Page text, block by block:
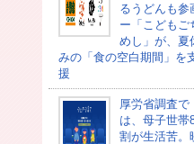
るうどんも参
ー「こどもご
めし」が、夏
みの「食の空白期間」を
援
厚労省調査で
は、母子世帯
割が生活苦。